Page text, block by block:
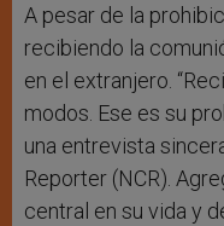
A pesar de la
recibiendo la
en el extranjero.
modos. Ese es su
una entrevista
Reporter (NCR).
central en su vida y